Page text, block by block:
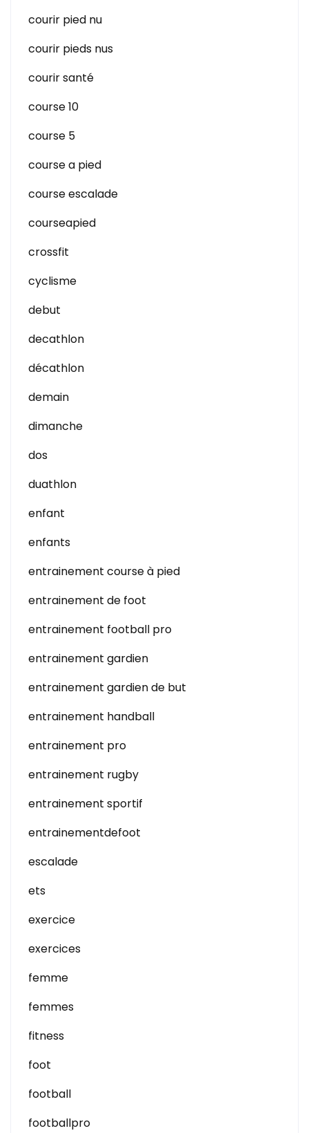
courir pied nu
courir pieds nus
courir santé
course 10
course 5
course a pied
course escalade
courseapied
crossfit
cyclisme
debut
decathlon
décathlon
demain
dimanche
dos
duathlon
enfant
enfants
entrainement course à pied
entrainement de foot
entrainement football pro
entrainement gardien
entrainement gardien de but
entrainement handball
entrainement pro
entrainement rugby
entrainement sportif
entrainementdefoot
escalade
ets
exercice
exercices
femme
femmes
fitness
foot
football
footballpro